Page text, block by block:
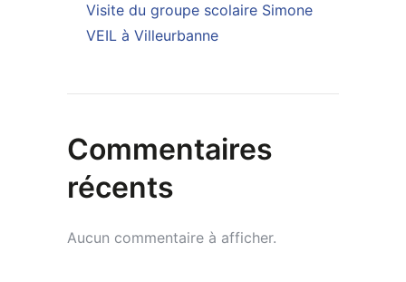
Visite du groupe scolaire Simone
VEIL à Villeurbanne
Commentaires
récents
Aucun commentaire à afficher.